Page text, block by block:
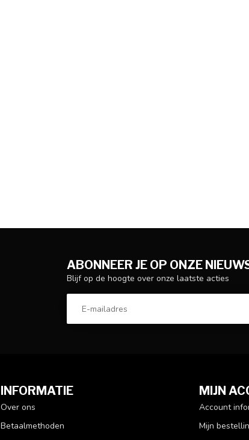
ABONNEER JE OP ONZE
Blijf op de hoogte over onze laatste acties
INFORMATIE
Over ons
Betaalmethoden
MIJN
Account
Mijn